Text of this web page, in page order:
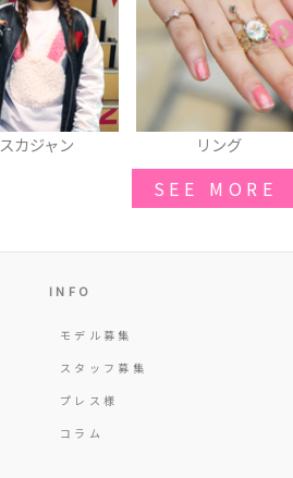
リング スニーカー
SEE MORE
INFO
モデル募集
スタッフ募集
プレス様
コラム